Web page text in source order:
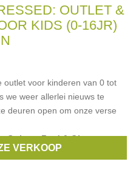
OUTLET &
KIDS (0-16JR)
outlet voor kinderen van 0 tot
we weer allerlei nieuws te
deuren open om onze verse
,Quincy,Fred & Ginger,
VERKOOP